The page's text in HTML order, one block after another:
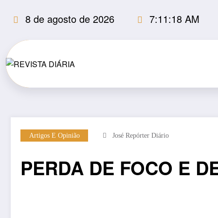
para
conteúdo
8 de agosto de 2026 7:11:19 AM
Artigos E Opinião José Repórter Diário
PERDA DE FOCO E